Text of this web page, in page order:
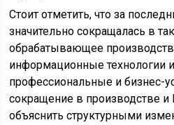
Стоит отметить, что за
значительно сокращалась в
обрабатывающее
информационные технологии
профессиональные и бизнес-
сокращение в производстве
объяснить структурными